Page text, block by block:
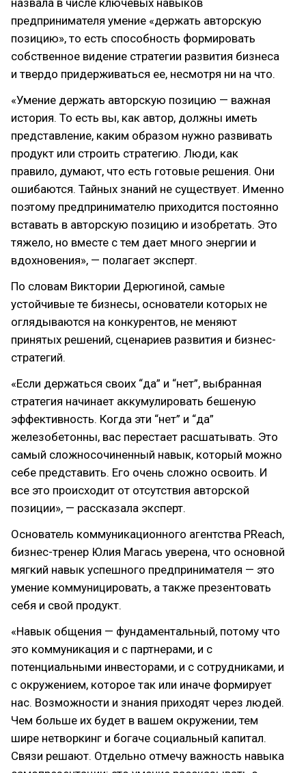
назвала в числе ключевых навыков
предпринимателя умение «держать авторскую
позицию», то есть способность формировать
собственное видение стратегии развития бизнеса
и твердо придерживаться ее, несмотря ни на что.
«Умение держать авторскую позицию — важная
история. То есть вы, как автор, должны иметь
представление, каким образом нужно развивать
продукт или строить стратегию. Люди, как
правило, думают, что есть готовые решения. Они
ошибаются. Тайных знаний не существует. Именно
поэтому предпринимателю приходится постоянно
вставать в авторскую позицию и изобретать. Это
тяжело, но вместе с тем дает много энергии и
вдохновения», — полагает эксперт.
По словам Виктории Дерюгиной, самые
устойчивые те бизнесы, основатели которых не
оглядываются на конкурентов, не меняют
принятых решений, сценариев развития и бизнес-
стратегий.
«Если держаться своих “да” и “нет”, выбранная
стратегия начинает аккумулировать бешеную
эффективность. Когда эти “нет” и “да”
железобетонны, вас перестает расшатывать. Это
самый сложносочиненный навык, который можно
себе представить. Его очень сложно освоить. И
все это происходит от отсутствия авторской
позиции», — рассказала эксперт.
Основатель коммуникационного агентства PReach,
бизнес-тренер Юлия Магась уверена, что основной
мягкий навык успешного предпринимателя — это
умение коммуницировать, а также презентовать
себя и свой продукт.
«Навык общения — фундаментальный, потому что
это коммуникация и с партнерами, и с
потенциальными инвесторами, и с сотрудниками, и
с окружением, которое так или иначе формирует
нас. Возможности и знания приходят через людей.
Чем больше их будет в вашем окружении, тем
шире нетворкинг и богаче социальный капитал.
Связи решают. Отдельно отмечу важность навыка